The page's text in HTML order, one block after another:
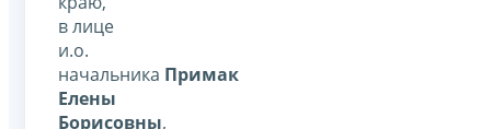
в лице
и.о.
начальника Примак
Елены
Борисовны,